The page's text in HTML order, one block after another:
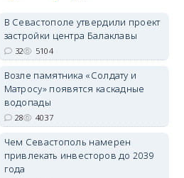
В Севастополе утвердили проект
застройки центра Балаклавы
32 5104
Возле памятника «Солдату и
Матросу» появятся каскадные
водопады
28 4037
Чем Севастополь намерен
привлекать инвесторов до 2039
года